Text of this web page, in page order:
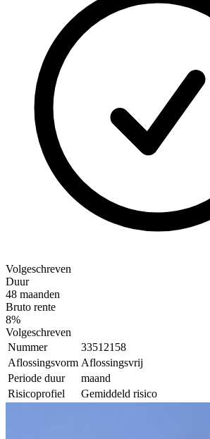
Volgeschreven
Duur
48 maanden
Bruto rente
8%
Volgeschreven
Nummer
33512158
Aflossingsvorm Aflossingsvrij
Periode duur
maand
Risicoprofiel
Gemiddeld risico